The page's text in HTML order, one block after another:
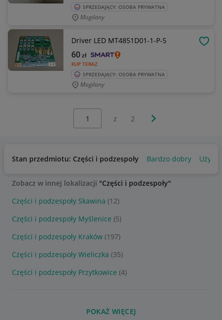
SPRZEDAJĄCY: OSOBA PRYWATNA
Mogilany
Driver LED MT4851D01-1-P-5
KUP TERAZ
60zł
SPRZEDAJĄCY: OSOBA PRYWATNA
Mogilany
z 2 Następna strona
Stan przedmiotu: Części i podzespoły Bardzo dobry
Zobacz w innej lokalizacji "Części i podzespoły"
Części i podzespoły Skawina (12)
Części i podzespoły Myślenice (5)
Części i podzespoły Kraków (197)
Części i podzespoły Wieliczka (35)
Części i podzespoły Przytkowice (4)
POKAŻ WIĘCEJ